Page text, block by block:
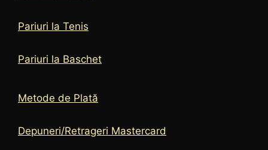
Pariuri la Tenis
Pariuri la Baschet
Metode de Plată
Depuneri/Retrageri Mastercard